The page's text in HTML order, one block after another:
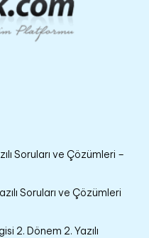
Soruları ve Çözümleri –
Soruları ve Çözümleri
2. Dönem 2. Yazılı